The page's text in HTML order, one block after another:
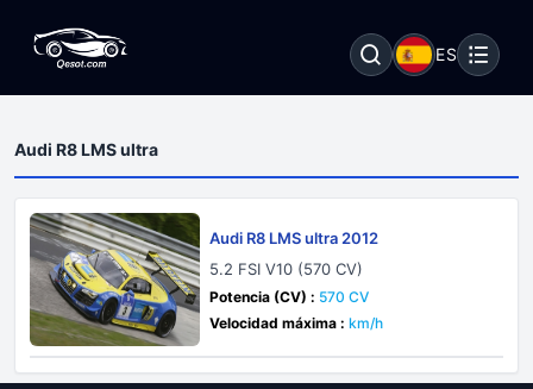
ES
Audi R8 LMS ultra
Audi R8 LMS ultra 2012
5.2 FSI V10 (570 CV)
Potencia (CV) : 570 CV
Velocidad máxima : km/h